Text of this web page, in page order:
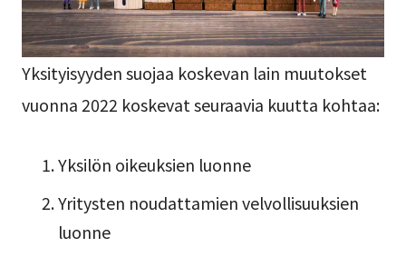
Yksityisyyden suojaa koskevan lain muutokset
vuonna 2022 koskevat seuraavia kuutta kohtaa:
Yksilön oikeuksien luonne
Yritysten noudattamien velvollisuuksien
luonne